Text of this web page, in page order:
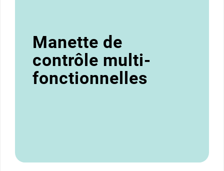
Manette de
contrôle multi-
fonctionnelles